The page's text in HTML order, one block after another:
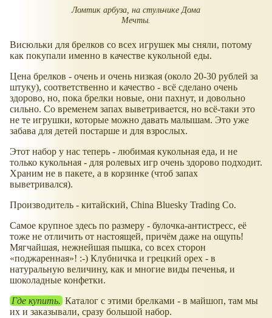
Ломтик арбуза, на стульчике Дома
Мечты.
Висюльки для брелков со всех игрушек мы сняли, потому
как покупали именно в качестве кукольной еды.
Цена брелков - очень и очень низкая (около 20-30 рублей за
штуку), соответственно и качество - всё сделано очень
здорово, но, пока брелки новые, они пахнут, и довольно
сильно. Со временем запах выветривается, но всё-таки это
не те игрушки, которые можно давать малышам. Это уже
забава для детей постарше и для взрослых.
Этот набор у нас теперь - любимая кукольная еда, и не
только кукольная - для ролевых игр очень здорово подходит.
Храним не в пакете, а в корзинке (чтоб запах
выветривался).
Производитель - китайский, China Bluesky Trading Co.
Самое крупное здесь по размеру - булочка-антистресс, её
тоже не отличить от настоящей, причём даже на ощупь!
Мягчайшая, нежнейшая пышка, со всех сторон
поджаренная ! :-) Клубничка и грецкий орех - в
натуральную величину, как и многие виды печенья, и
шоколадные конфетки.
Где купить. Каталог с этими брелками - в майшоп, там мы
их и заказывали, сразу большой набор.